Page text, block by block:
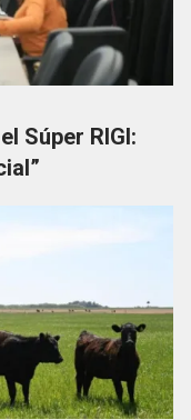
Súper RIGI: